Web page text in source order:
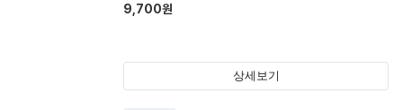
9,700원
상세보기